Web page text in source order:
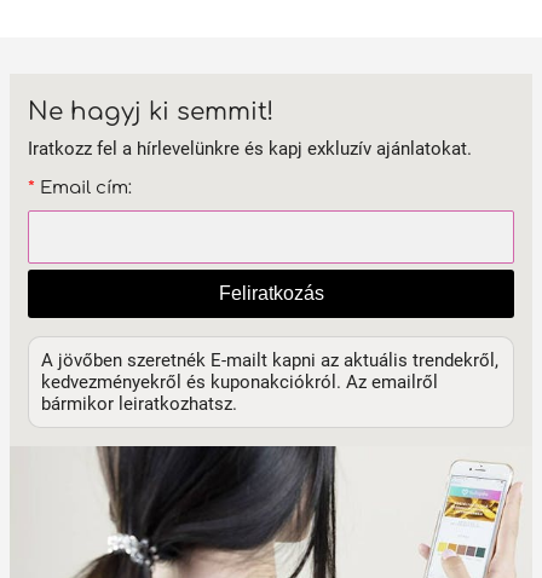
Ne hagyj ki semmit!
Iratkozz fel a hírlevelünkre és kapj exkluzív ajánlatokat.
* Email cím:
Feliratkozás
A jövőben szeretnék E-mailt kapni az aktuális trendekről,
kedvezményekről és kuponakciókról. Az emailről
bármikor leiratkozhatsz.